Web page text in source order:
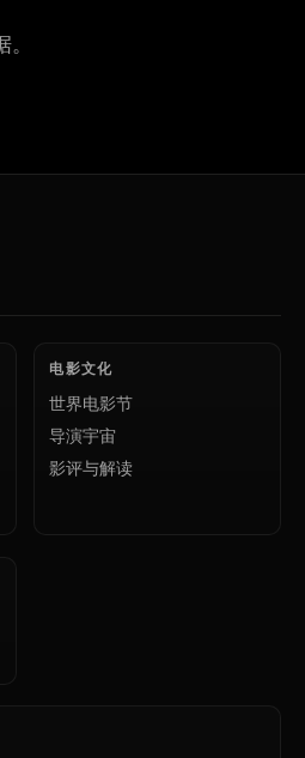
电影文化
世界电影节
导演宇宙
影评与解读